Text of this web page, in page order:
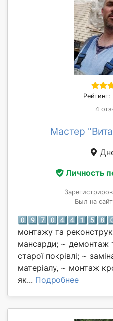
Рейтинг:
4
Мастер
Личность
Был на
монтажу та
мансарди; ~ демонтаж
старої покрівлі; ~
матеріалу, ~ монтаж
як... Подробнее